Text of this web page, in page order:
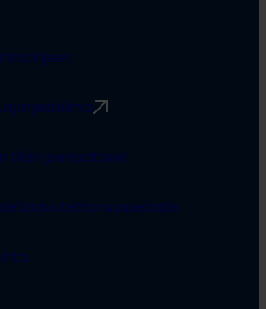
tilan periaatteet
Saavutettavuusseloste